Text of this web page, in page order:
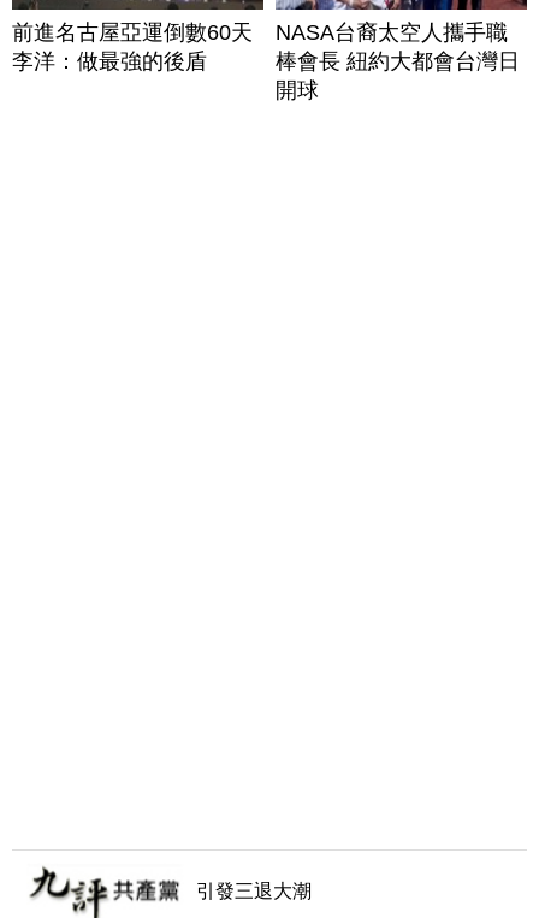
前進名古屋亞運倒數60天
李洋：做最強的後盾
NASA台裔太空人攜手職
棒會長 紐約大都會台灣日
開球
引發三退大潮